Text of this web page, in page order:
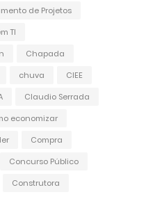
de Projetos
TI
Chapada
chuva
CIEE
Claudio Serrada
economizar
Compra
Concurso Público
Construtora